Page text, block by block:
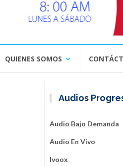
QUIENES SOMOS
Audios
Audio Bajo Demanda
Audio En Vivo
Ivoox